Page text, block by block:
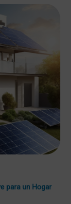
para un Hogar